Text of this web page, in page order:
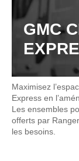
GMC
Maximisez
Express en
Les ensembles
offerts par
les besoins.